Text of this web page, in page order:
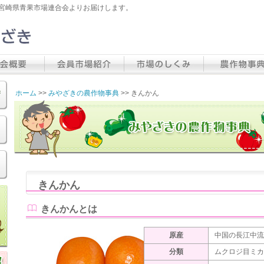
県青果市場連合会よりお届けします。
ホーム >> みやざきの農作物事典 >> きんかん
きんかん
きんかんとは
原産
中国の長江中
分類
ムクロジ目ミ